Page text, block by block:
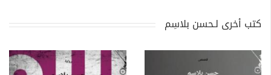
كتب أخرى لـحسن بلاسِم